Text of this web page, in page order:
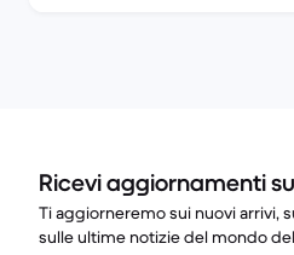
Ricevi aggiornamenti
Ti aggiorneremo sui nuovi arrivi,
sulle ultime notizie del mondo